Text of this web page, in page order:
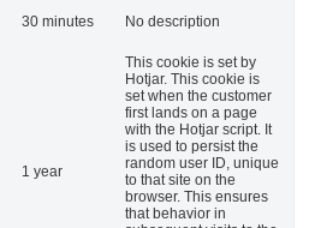
30 minutes No description
1 year
This cookie is set by
Hotjar. This cookie is
set when the customer
first lands on a page
with the Hotjar script. It
is used to persist the
random user ID, unique
to that site on the
browser. This ensures
that behavior in